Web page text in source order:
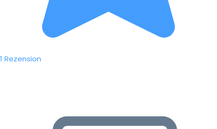
1 Rezension